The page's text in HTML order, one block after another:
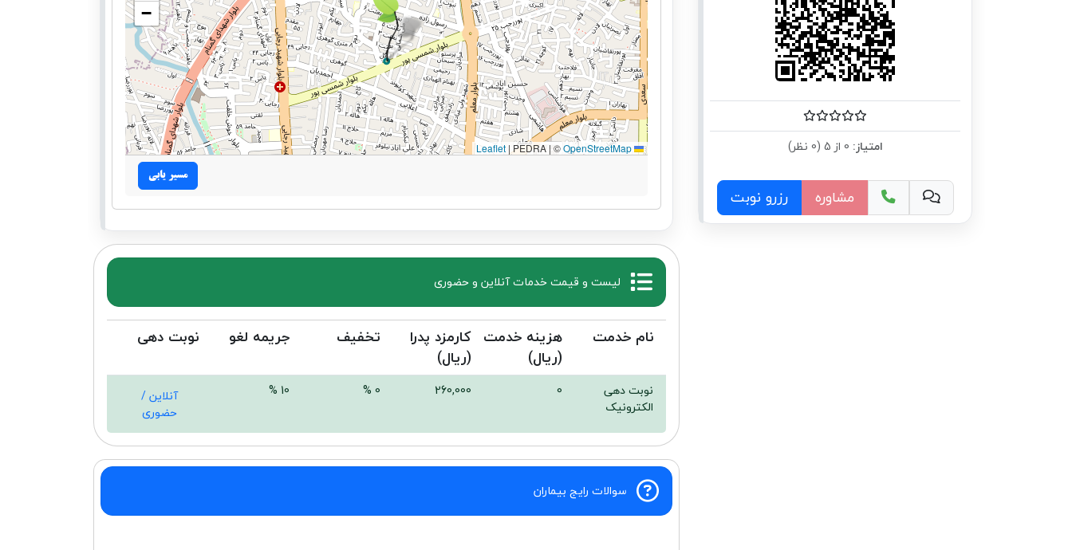
امتیاز:
مشاوره رزرو نوبت
−
| PEDRA | ©OpenStreetMap
مسیر یابی
لیست و قیمت خدمات آنلاین و حضوری
نام خدمت
هزینه خدمت
(ریال)
کارمزد پدرا
(ریال)
تخفیف جریمه لغو نوبت دهی
نوبت دهی
الکترونیک
0
260,000
0 %
10 %
آنلاین /
حضوری
سوالات رایج بیماران